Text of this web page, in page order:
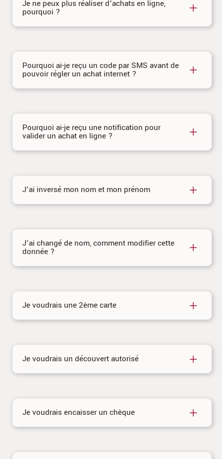
Je ne peux plus réaliser d’achats en ligne,
pourquoi ?
Pourquoi ai-je reçu un code par SMS avant de
pouvoir régler un achat internet ?
Pourquoi ai-je reçu une notification pour
valider un achat en ligne ?
J’ai inversé mon nom et mon prénom
J’ai changé de nom, comment modifier cette
donnée ?
Je voudrais une 2ème carte
Je voudrais un découvert autorisé
Je voudrais encaisser un chèque